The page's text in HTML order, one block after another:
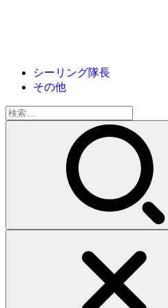
シーリング隊長
その他
検
索: